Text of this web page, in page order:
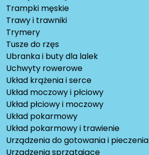
Trampki męskie
Trawy i trawniki
Trymery
Tusze do rzęs
Ubranka i buty dla lalek
Uchwyty rowerowe
Układ krążenia i serce
Układ moczowy i płciowy
Układ płciowy i moczowy
Układ pokarmowy
Układ pokarmowy i trawienie
Urządzenia do gotowania i pieczenia
Urządzenia sprzątające